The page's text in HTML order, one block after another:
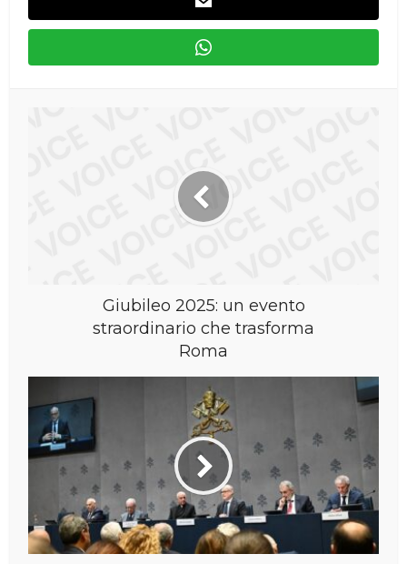
Giubileo 2025: un evento
straordinario che trasforma
Roma